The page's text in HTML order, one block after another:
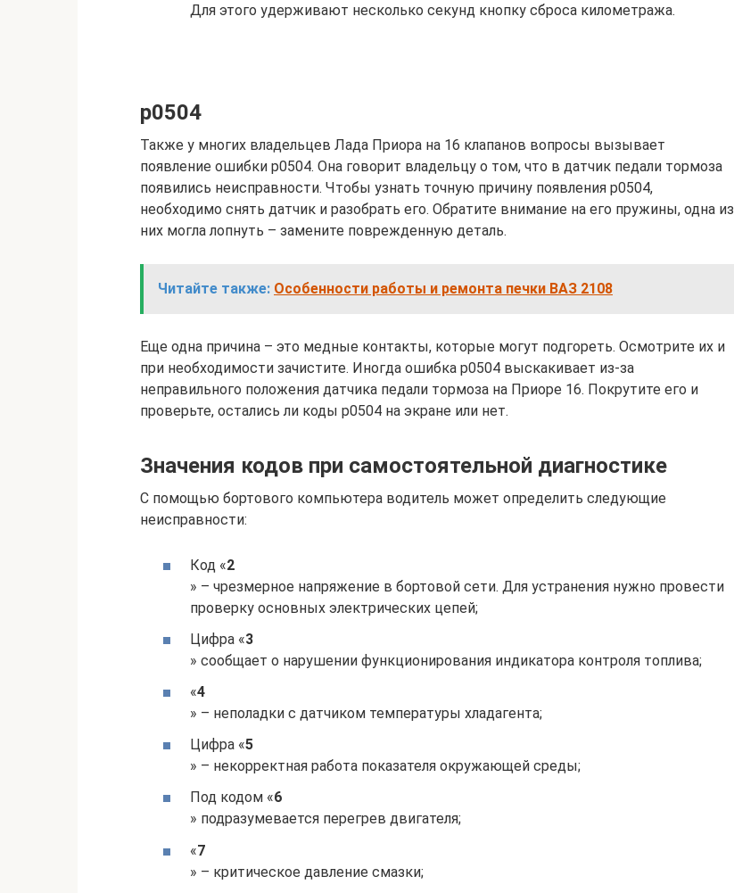
Для этого удерживают несколько секунд кнопку сброса километража.
р0504
Также у многих владельцев Лада Приора на 16 клапанов вопросы вызывает
появление ошибки р0504. Она говорит владельцу о том, что в датчик педали тормоза
появились неисправности. Чтобы узнать точную причину появления р0504,
необходимо снять датчик и разобрать его. Обратите внимание на его пружины, одна из
них могла лопнуть – замените поврежденную деталь.
Читайте также: Особенности работы и ремонта печки ВАЗ 2108
Еще одна причина – это медные контакты, которые могут подгореть. Осмотрите их и
при необходимости зачистите. Иногда ошибка р0504 выскакивает из-за
неправильного положения датчика педали тормоза на Приоре 16. Покрутите его и
проверьте, остались ли коды р0504 на экране или нет.
Значения кодов при самостоятельной диагностике
С помощью бортового компьютера водитель может определить следующие
неисправности:
Код «2
» – чрезмерное напряжение в бортовой сети. Для устранения нужно провести
проверку основных электрических цепей;
Цифра «3
» сообщает о нарушении функционирования индикатора контроля топлива;
«4
» – неполадки с датчиком температуры хладагента;
Цифра «5
» – некорректная работа показателя окружающей среды;
Под кодом «6
» подразумевается перегрев двигателя;
«7
» – критическое давление смазки;